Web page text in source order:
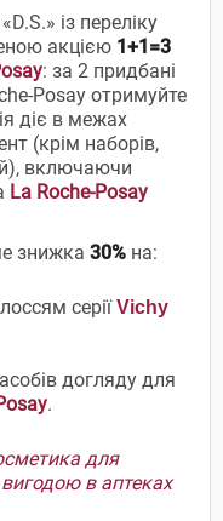
із переліку
акцією 1+1=3
: за 2 придбані
Posay отримуйте
діє в межах
(крім наборів,
включаючи
La Roche-Posay
знижка 30% на:
серіїVichy
догляду для
.
для
в аптеках